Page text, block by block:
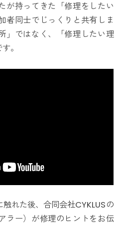
が持ってきた「修理をしたい
者同士でじっくりと共有しま
」ではなく、「修理したい理
。
れた後、合同会社CYKLUSの
ラー）が修理のヒントをお伝